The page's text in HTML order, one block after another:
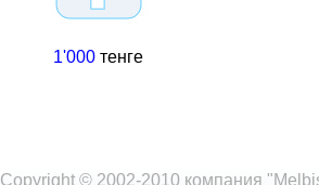
1'000 тенге
Copyright © 2002-2010 компания